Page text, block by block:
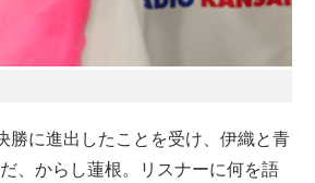
に進出したことを受け、伊織と青
、からし蓮根。リスナーに何を語